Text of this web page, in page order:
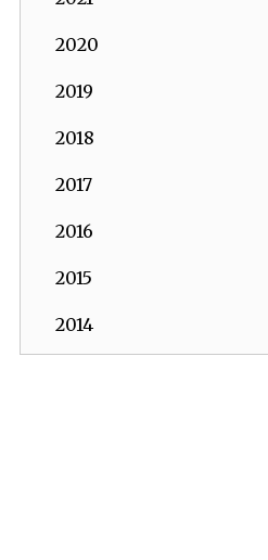
2020
2019
2018
2017
2016
2015
2014